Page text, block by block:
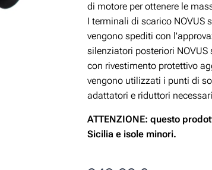
di motore per ottenere le
I terminali di scarico NOVUS
vengono spediti con
silenziatori posteriori
con rivestimento protettivo
vengono utilizzati i punti di
adattatori e riduttori
ATTENZIONE: questo
Sicilia e isole minori.